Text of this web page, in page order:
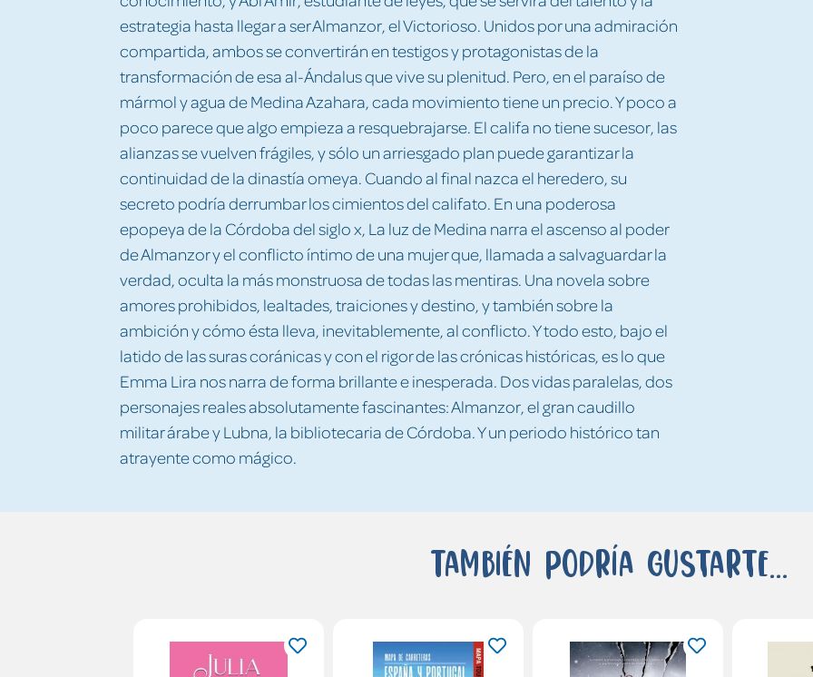
estrategia hasta llegar a ser Almanzor, el Victorioso. Unidos por una admiración
compartida, ambos se convertirán en testigos y protagonistas de la
transformación de esa al-Ándalus que vive su plenitud. Pero, en el paraíso de
mármol y agua de Medina Azahara, cada movimiento tiene un precio. Y poco a
poco parece que algo empieza a resquebrajarse. El califa no tiene sucesor, las
alianzas se vuelven frágiles, y sólo un arriesgado plan puede garantizar la
continuidad de la dinastía omeya. Cuando al final nazca el heredero, su
secreto podría derrumbar los cimientos del califato. En una poderosa
epopeya de la Córdoba del siglo x, La luz de Medina narra el ascenso al poder
de Almanzor y el conflicto íntimo de una mujer que, llamada a salvaguardar la
verdad, oculta la más monstruosa de todas las mentiras. Una novela sobre
amores prohibidos, lealtades, traiciones y destino, y también sobre la
ambición y cómo ésta lleva, inevitablemente, al conflicto. Y todo esto, bajo el
latido de las suras coránicas y con el rigor de las crónicas históricas, es lo que
Emma Lira nos narra de forma brillante e inesperada. Dos vidas paralelas, dos
personajes reales absolutamente fascinantes: Almanzor, el gran caudillo
militar árabe y Lubna, la bibliotecaria de Córdoba. Y un periodo histórico tan
atrayente como mágico.
También podría gustarte...